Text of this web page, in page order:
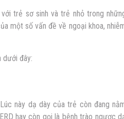
trẻ sơ sinh và trẻ nhỏ trong
một số vấn đề về ngoại khoa,
dưới đây:
này dạ dày của trẻ còn đang
hay còn gọi là bệnh trào ngược